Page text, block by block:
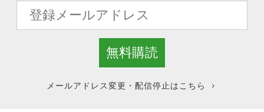
メールアドレス変更・配信停止はこちら